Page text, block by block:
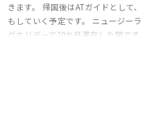
きます。 帰国後はATガイドとして
もしていく予定です。 ニュージー
グホリデーで10か月滞在した国で